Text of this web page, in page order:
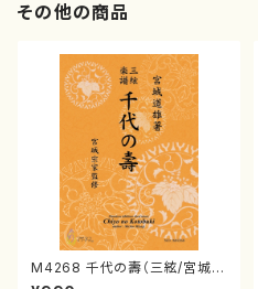
その他の商品
M4268 千代の壽（三絃/宮城道
雄著・宮城宗家監修/三絃楽譜）